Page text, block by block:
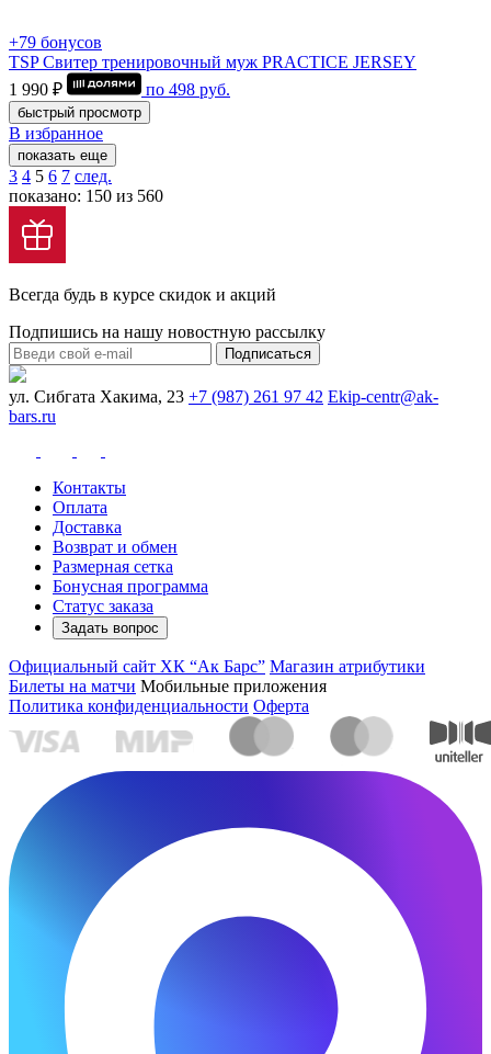
+79 бонусов
TSP Свитер тренировочный муж PRACTICE JERSEY
1 990 ₽
по 498 руб.
быстрый просмотр
В избранное
показать еще
3 4 5 6 7 след.
показано: 150 из 560
Всегда будь в курсе скидок и акций
Подпишись на нашу новостную рассылку
Подписаться
ул. Сибгата Хакима, 23 +7 (987) 261 97 42 Ekip-centr@ak-
bars.ru
Контакты
Оплата
Доставка
Возврат и обмен
Размерная сетка
Бонусная программа
Статус заказа
Задать вопрос
Официальный сайт ХК “Ак Барс” Магазин атрибутики
Билеты на матчи Мобильные приложения
Политика конфиденциальности Оферта